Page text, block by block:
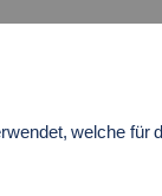
welche für